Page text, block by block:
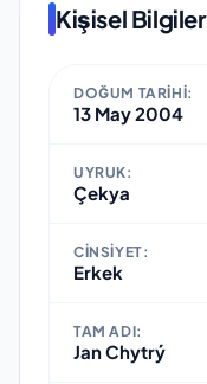
Kişisel Bilgiler
DOĞUM TARIHI:
13 May 2004
UYRUK:
Çekya
CINSIYET:
Erkek
TAM ADI:
Jan Chytrý